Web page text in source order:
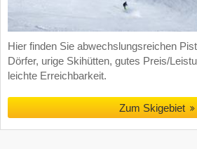
Hier finden Sie abwechslungsreichen
Dörfer, urige Skihütten, gutes Preis/
leichte Erreichbarkeit.
Zum Skigebiet